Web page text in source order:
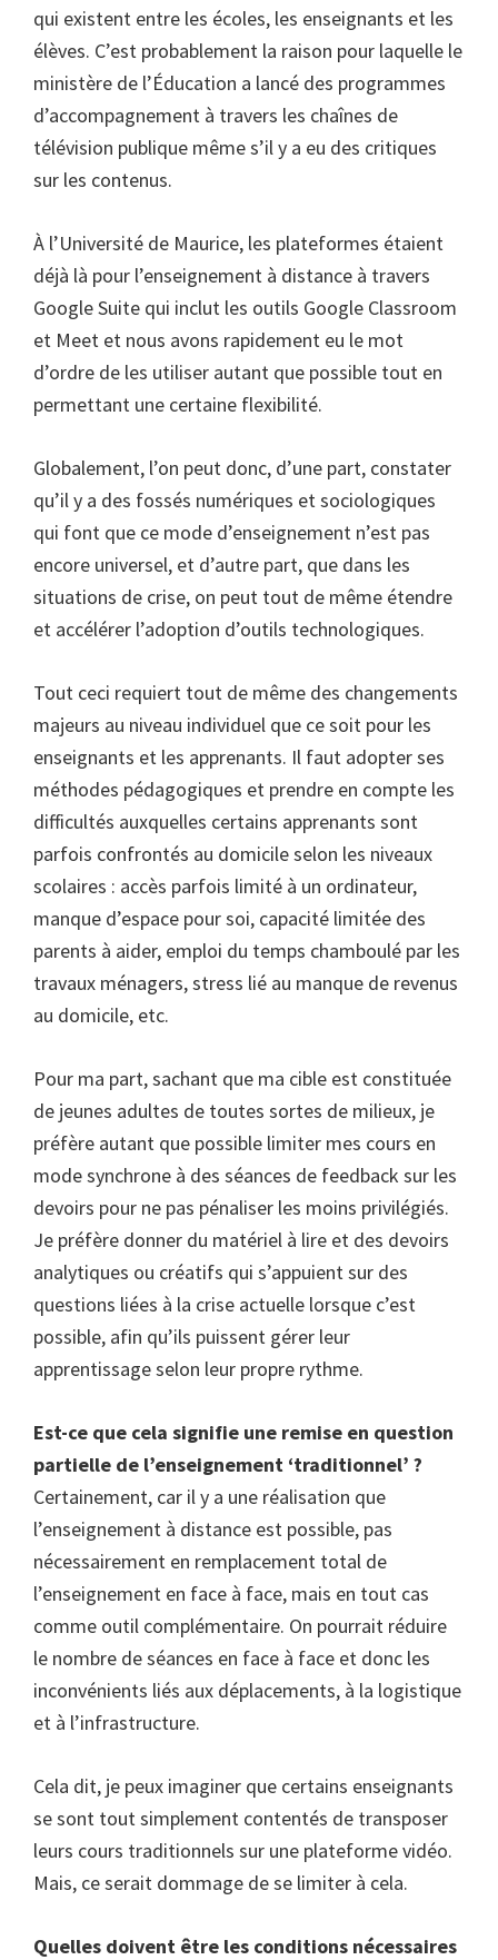
qui existent entre les écoles, les enseignants et les
élèves. C’est probablement la raison pour laquelle le
ministère de l’Éducation a lancé des programmes
d’accompagnement à travers les chaînes de
télévision publique même s’il y a eu des critiques
sur les contenus.
À l’Université de Maurice, les plateformes étaient
déjà là pour l’enseignement à distance à travers
Google Suite qui inclut les outils Google Classroom
et Meet et nous avons rapidement eu le mot
d’ordre de les utiliser autant que possible tout en
permettant une certaine flexibilité.
Globalement, l’on peut donc, d’une part, constater
qu’il y a des fossés numériques et sociologiques
qui font que ce mode d’enseignement n’est pas
encore universel, et d’autre part, que dans les
situations de crise, on peut tout de même étendre
et accélérer l’adoption d’outils technologiques.
Tout ceci requiert tout de même des changements
majeurs au niveau individuel que ce soit pour les
enseignants et les apprenants. Il faut adopter ses
méthodes pédagogiques et prendre en compte les
difficultés auxquelles certains apprenants sont
parfois confrontés au domicile selon les niveaux
scolaires : accès parfois limité à un ordinateur,
manque d’espace pour soi, capacité limitée des
parents à aider, emploi du temps chamboulé par les
travaux ménagers, stress lié au manque de revenus
au domicile, etc.
Pour ma part, sachant que ma cible est constituée
de jeunes adultes de toutes sortes de milieux, je
préfère autant que possible limiter mes cours en
mode synchrone à des séances de feedback sur les
devoirs pour ne pas pénaliser les moins privilégiés.
Je préfère donner du matériel à lire et des devoirs
analytiques ou créatifs qui s’appuient sur des
questions liées à la crise actuelle lorsque c’est
possible, afin qu’ils puissent gérer leur
apprentissage selon leur propre rythme.
Est-ce que cela signifie une remise en question
partielle de l’enseignement ‘traditionnel’ ?
Certainement, car il y a une réalisation que
l’enseignement à distance est possible, pas
nécessairement en remplacement total de
l’enseignement en face à face, mais en tout cas
comme outil complémentaire. On pourrait réduire
le nombre de séances en face à face et donc les
inconvénients liés aux déplacements, à la logistique
et à l’infrastructure.
Cela dit, je peux imaginer que certains enseignants
se sont tout simplement contentés de transposer
leurs cours traditionnels sur une plateforme vidéo.
Mais, ce serait dommage de se limiter à cela.
Quelles doivent être les conditions nécessaires